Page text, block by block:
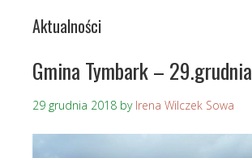
Aktualności
Gmina Tymbark – 29.grudnia
29 grudnia 2018 by Irena Wilczek Sowa